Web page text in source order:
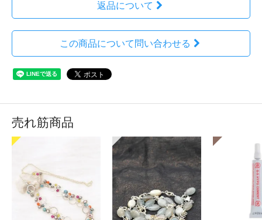
返品について
この商品について問い合わせる
売れ筋商品